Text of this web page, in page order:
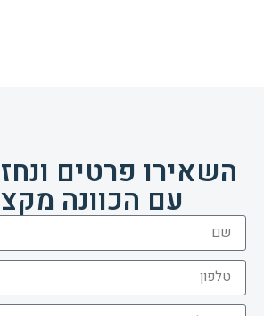
השאירו פרטים
עם הכוונה